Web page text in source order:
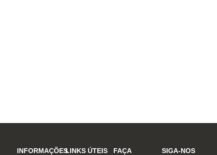
INFORMAÇÕESLINKS ÚTEIS
FAÇA
SIGA-NOS